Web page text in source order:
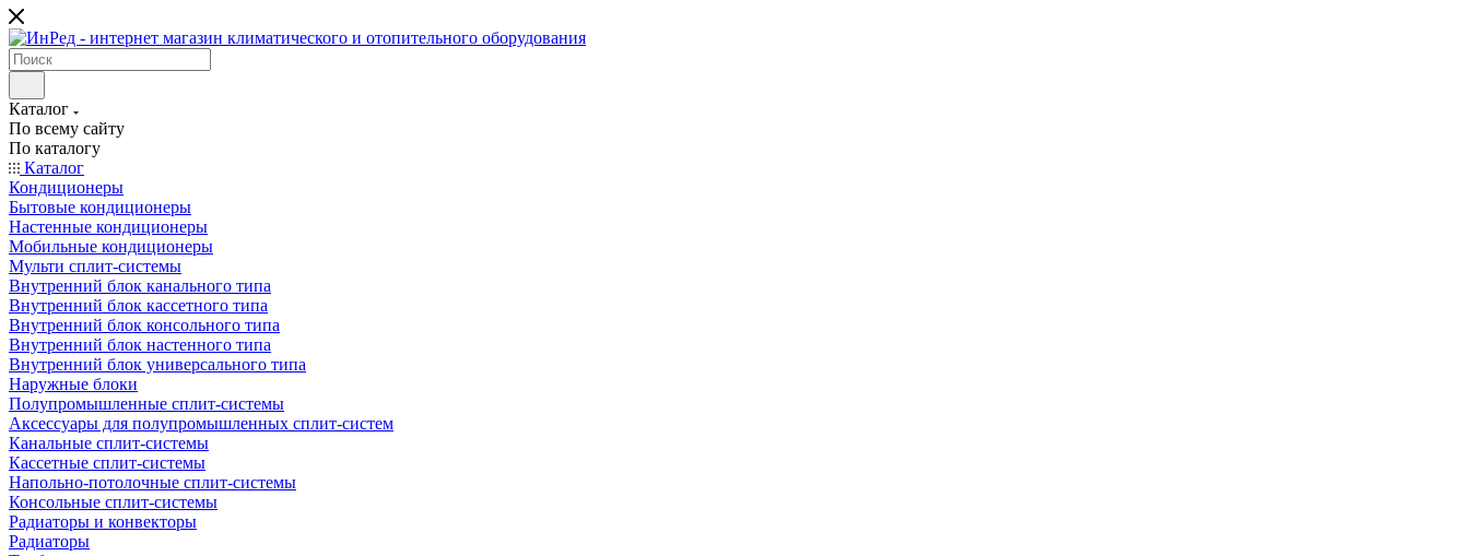
Каталог
По всему сайту
По каталогу
Каталог
Кондиционеры
Бытовые кондиционеры
Настенные кондиционеры
Мобильные кондиционеры
Мульти сплит-системы
Внутренний блок канального типа
Внутренний блок кассетного типа
Внутренний блок консольного типа
Внутренний блок настенного типа
Внутренний блок универсального типа
Наружные блоки
Полупромышленные сплит-системы
Аксессуары для полупромышленных сплит-систем
Канальные сплит-системы
Кассетные сплит-системы
Напольно-потолочные сплит-системы
Консольные сплит-системы
Радиаторы и конвекторы
Радиаторы